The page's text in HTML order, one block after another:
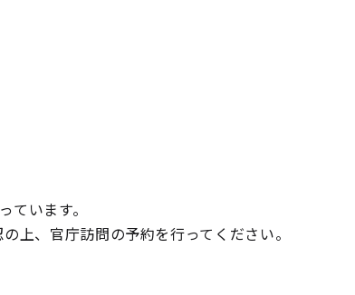
います。
上、官庁訪問の予約を行ってください。